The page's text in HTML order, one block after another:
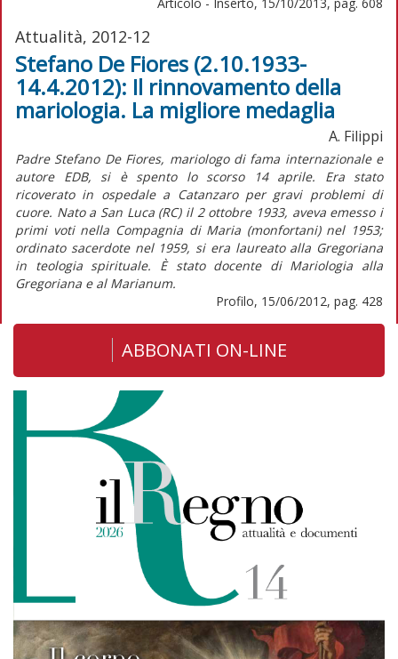
Attualità, 2012-12
Stefano De Fiores (2.10.1933-
14.4.2012): Il rinnovamento della
mariologia. La migliore medaglia
A. Filippi
Padre Stefano De Fiores, mariologo di fama internazionale e
autore EDB, si è spento lo scorso 14 aprile. Era stato
ricoverato in ospedale a Catanzaro per gravi problemi di
cuore. Nato a San Luca (RC) il 2 ottobre 1933, aveva emesso i
primi voti nella Compagnia di Maria (monfortani) nel 1953;
ordinato sacerdote nel 1959, si era laureato alla Gregoriana
in teologia spirituale. È stato docente di Mariologia alla
Gregoriana e al Marianum.
Profilo, 15/06/2012, pag. 428
ABBONATI ON-LINE